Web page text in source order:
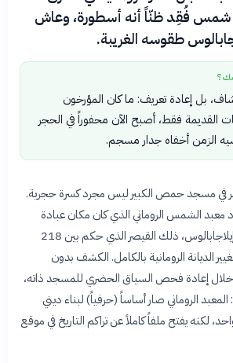
شمس فُقِد ظنّاً أنه أسطورة، وعاش
طقوسه الغريبة.
بل إعادة تعريف: ما كان المؤرخون
القديمة فقط، أصبح الآن محفوراً في الحجر
الزمن أخفاه جدار مسجم.
في مسجد حمص الكبير ليس مجرد كسرة حجرية.
معبد الشمس الروماني الذي كان مكان عبادة
غريب الأطوار للإمبراطور إيلاجابالوس، ذلك القيصر الذي حكم بين 218
الديانة الرومانية بالكامل. الكشف بدون
إعادة فحص السياق الحضري للمسجد ذاته،
الروماني صار أساساً (حرفياً) لبناء ديني
لكنه يفتح ملفاً كاملاً عن تراكم التاريخ في موقع